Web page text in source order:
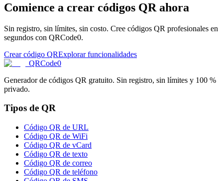
Comience a crear códigos QR ahora
Sin registro, sin límites, sin costo. Cree códigos QR profesionales en
segundos con QRCode0.
Crear código QRExplorar funcionalidades
QRCode0
Generador de códigos QR gratuito. Sin registro, sin límites y 100 %
privado.
Tipos de QR
Código QR de URL
Código QR de WiFi
Código QR de vCard
Código QR de texto
Código QR de correo
Código QR de teléfono